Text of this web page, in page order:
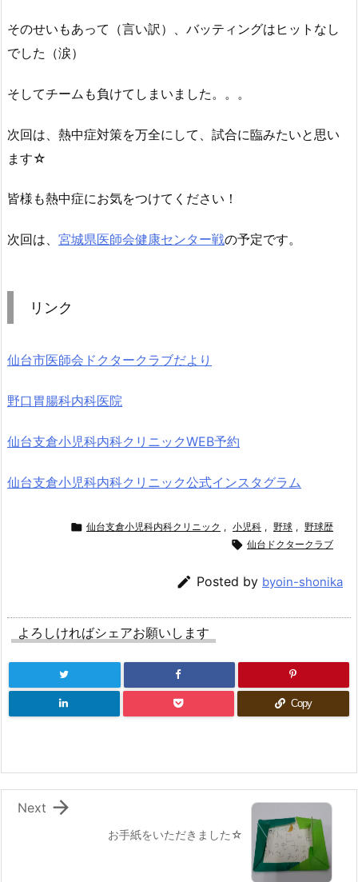
そのせいもあって（言い訳）、バッティングはヒットなし
でした（涙）
そしてチームも負けてしまいました。。。
次回は、熱中症対策を万全にして、試合に臨みたいと思い
ます☆
皆様も熱中症にお気をつけてください！
次回は、 宮城県医師会健康センター戦の予定です。
リンク
仙台市医師会ドクタークラブだより
野口胃腸科内科医院
仙台支倉小児科内科クリニックWEB予約
仙台支倉小児科内科クリニック公式インスタグラム
 仙台支倉小児科内科クリニック , 小児科 , 野球 , 野球歴
 仙台ドクタークラブ
 Posted by byoin-shonika
よろしければシェアお願いします
Copy
お手紙をいただきました☆

Next